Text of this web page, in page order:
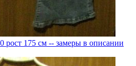
175 см -- замеры в описании